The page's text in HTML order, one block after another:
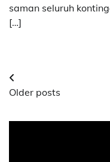
saman seluruh
[…]
Posts
navigation
Older posts